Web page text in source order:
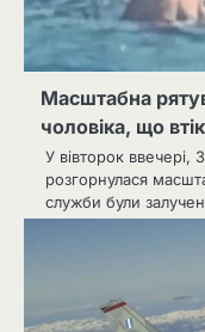
Масштабна
чоловіка, що
У вівторок ввечері,
розгорнулася
служби були